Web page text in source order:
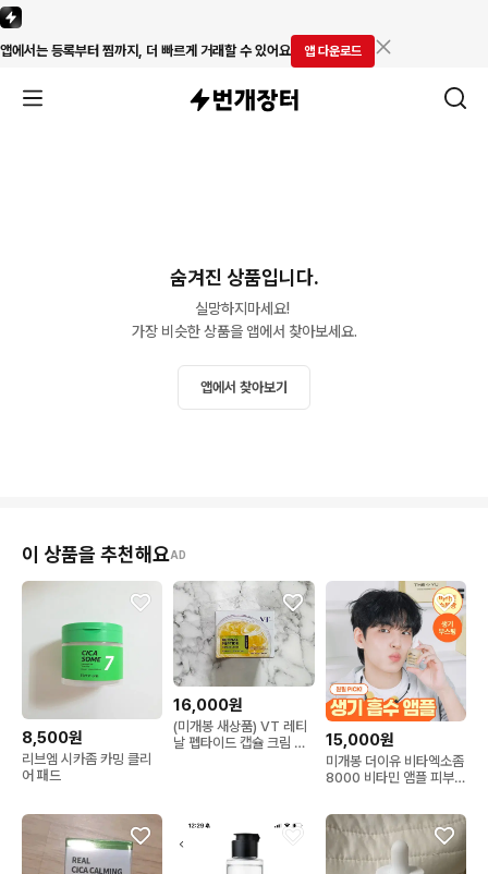
앱에서는 등록부터 찜까지, 더 빠르게 거래할 수 있어요 앱 다운로드
숨겨진 상품입니다.
실망하지마세요!
가장 비슷한 상품을 앱에서 찾아보세요.
앱에서 찾아보기
이 상품을 추천해요AD
8,500원
리브엠 시카좀 카밍 클리
어 패드
16,000원
(미개봉 새상품) VT 레티
날 펩타이드 캡슐 크림 브
15,000원
미개봉 더이유 비타엑소좀
8000 비타민 앰플 피부톤
필